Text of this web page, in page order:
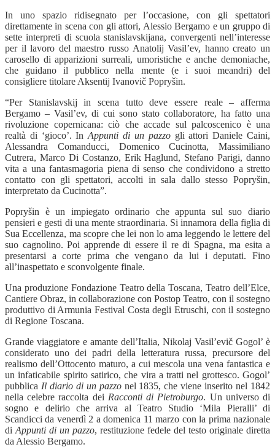
In uno spazio ridisegnato per l’occasione, con gli spettatori
direttamente in scena con gli attori, Alessio Bergamo e un gruppo di
sette interpreti di scuola stanislavskijana, convergenti nell’interesse
per il lavoro del maestro russo Anatolij Vasil’ev, hanno creato un
carosello di apparizioni surreali, umoristiche e anche demoniache,
che guidano il pubblico nella mente (e i suoi meandri) del
consigliere titolare Aksentij Ivanovič Popryšin.
“Per Stanislavskij in scena tutto deve essere reale – afferma
Bergamo – Vasil’ev, di cui sono stato collaboratore, ha fatto una
rivoluzione copernicana: ciò che accade sul palcoscenico è una
realtà di ‘gioco’. InAppunti di un pazzo gli attori Daniele Caini,
Alessandra Comanducci, Domenico Cucinotta, Massimiliano
Cutrera, Marco Di Costanzo, Erik Haglund, Stefano Parigi, danno
vita a una fantasmagoria piena di senso che condividono a stretto
contatto con gli spettatori, accolti in sala dallo stesso Popryšin,
interpretato da Cucinotta”.
Popryšin è un impiegato ordinario che appunta sul suo diario
pensieri e gesti di una mente straordinaria. Si innamora della figlia di
Sua Eccellenza, ma scopre che lei non lo ama leggendo le lettere del
suo cagnolino. Poi apprende di essere il re di Spagna, ma esita a
presentarsi a corte prima che vengano da lui i deputati. Fino
all’inaspettato e sconvolgente finale.
Una produzione Fondazione Teatro della Toscana, Teatro dell’Elce,
Cantiere Obraz, in collaborazione con Postop Teatro, con il sostegno
produttivo di Armunia Festival Costa degli Etruschi, con il sostegno
di Regione Toscana.
Grande viaggiatore e amante dell’Italia, Nikolaj Vasil’evič Gogol’ è
considerato uno dei padri della letteratura russa, precursore del
realismo dell’Ottocento maturo, a cui mescola una vena fantastica e
un infaticabile spirito satirico, che vira a tratti nel grottesco. Gogol’
pubblica Il diario di un pazzo nel 1835, che viene inserito nel 1842
nella celebre raccolta dei Racconti di Pietroburgo. Un universo di
sogno e delirio che arriva al Teatro Studio ‘Mila Pieralli’ di
Scandicci da venerdì 2 a domenica 11 marzo con la prima nazionale
di Appunti di un pazzo, restituzione fedele del testo originale diretta
da Alessio Bergamo.